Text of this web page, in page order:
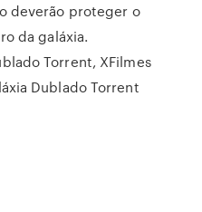
deverão proteger o
da galáxia.
Torrent, XFilmes
Dublado Torrent